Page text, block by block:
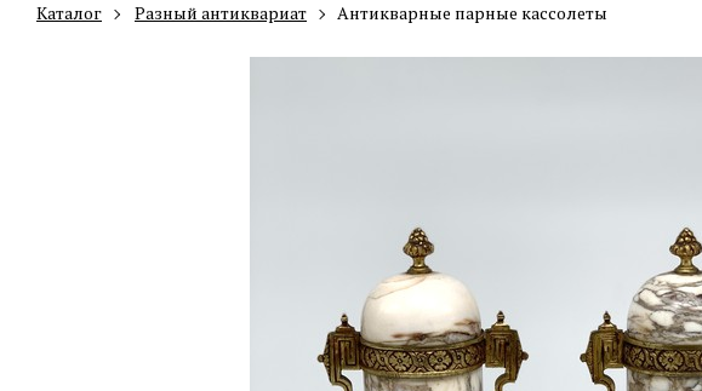
Каталог Разный антиквариат Антикварные парные кассолеты